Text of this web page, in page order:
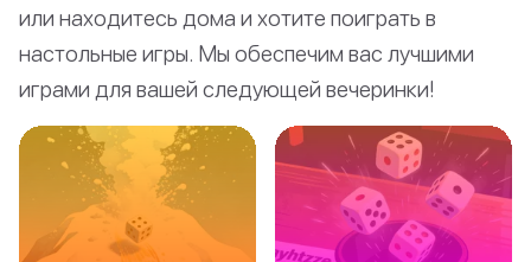
или находитесь дома и хотите поиграть в
настольные игры. Мы обеспечим вас лучшими
играми для вашей следующей вечеринки!